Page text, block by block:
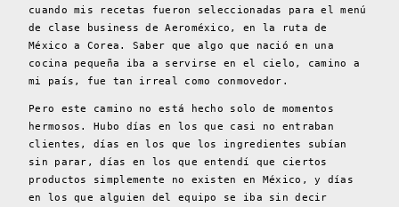
cuando mis recetas fueron seleccionadas para el menú
de clase business de Aeroméxico, en la ruta de
México a Corea. Saber que algo que nació en una
cocina pequeña iba a servirse en el cielo, camino a
mi país, fue tan irreal como conmovedor.
Pero este camino no está hecho solo de momentos
hermosos. Hubo días en los que casi no entraban
clientes, días en los que los ingredientes subían
sin parar, días en los que entendí que ciertos
productos simplemente no existen en México, y días
en los que alguien del equipo se iba sin decir